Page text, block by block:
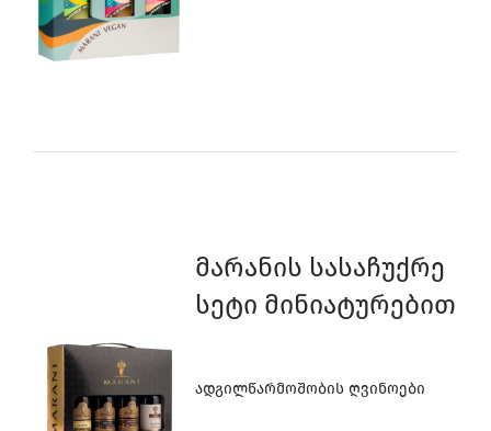
Მარანის Სასაჩუქრე
Სეტი Მინიატურებით
Ადგილწარმოშობის Ღვინოები